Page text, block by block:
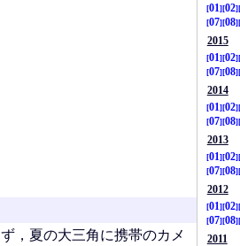
，夏の大三角に携帯のカメ
01
02
07 08
2015
01
02
07 08
2014
01
02
07 08
2013
01
02
07 08
2012
01
02
07 08
2011